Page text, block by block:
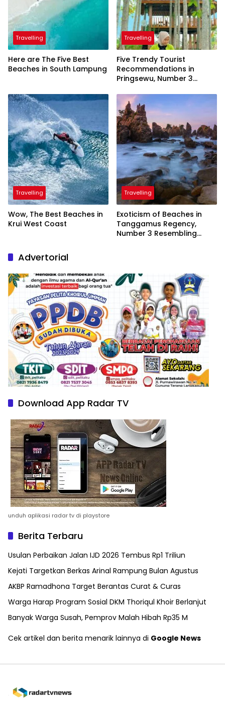
Travelling
Here are The Five Best
Beaches in South Lampung
Travelling
Five Trendy Tourist
Recommendations in
Pringsewu, Number 3
President
Travelling
Wow, The Best Beaches in
Krui West Coast
Travelling
Exoticism of Beaches in
Tanggamus Regency,
Number 3 Resembling
Advertorial
Download App Radar TV
unduh aplikasi radar tv di playstore
Berita Terbaru
Usulan Perbaikan Jalan IJD 2026 Tembus Rp1 Triliun
Kejati Targetkan Berkas Arinal Rampung Bulan Agustus
AKBP Ramadhona Target Berantas Curat & Curas
Warga Harap Program Sosial DKM Thoriqul Khoir Berlanjut
Banyak Warga Susah, Pemprov Malah Hibah Rp35 M
Cek artikel dan berita menarik lainnya di Google News